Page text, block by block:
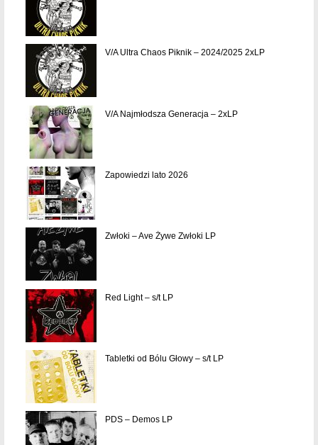
V/A Ultra Chaos Piknik – 2024/2025 2xLP
V/A Najmłodsza Generacja – 2xLP
Zapowiedzi lato 2026
Zwłoki – Ave Żywe Zwłoki LP
Red Light – s/t LP
Tabletki od Bólu Głowy – s/t LP
PDS – Demos LP